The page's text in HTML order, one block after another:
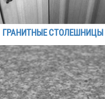
ГРАНИТНЫЕ СТОЛЕШНИЦЫ